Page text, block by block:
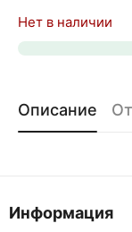
Нет в наличии
Описание
Информация